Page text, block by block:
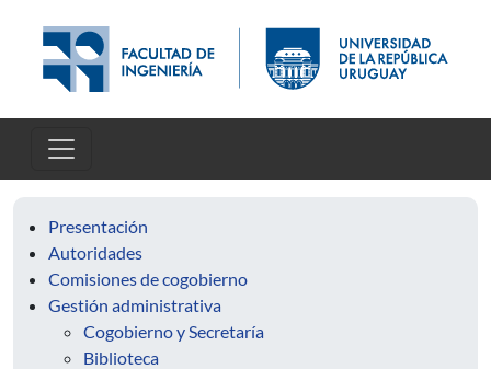
Presentación
Autoridades
Comisiones de cogobierno
Gestión administrativa
Cogobierno y Secretaría
Biblioteca